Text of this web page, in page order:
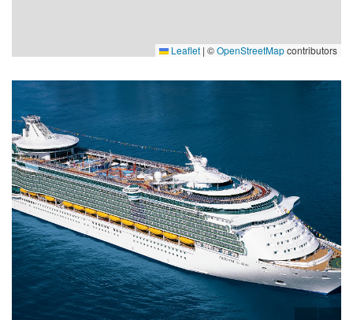
Leaflet | ©OpenStreetMapcontributors